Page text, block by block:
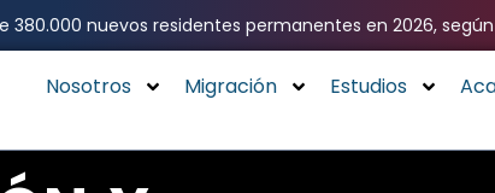
nuevos residentes permanentes en 2026,
Nosotros Migración Estudios